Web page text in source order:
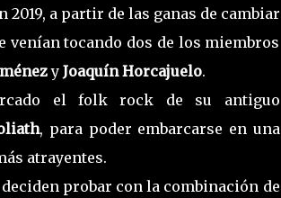
2019, a partir de las ganas de cambiar
venían tocando dos de los miembros
y Joaquín Horcajuelo.
el folk rock de su antiguo
, para poder embarcarse en una
atrayentes.
probar con la combinación de